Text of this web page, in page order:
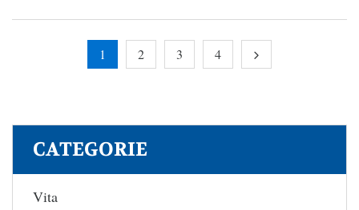
1 2 3 4
CATEGORIE
Vita